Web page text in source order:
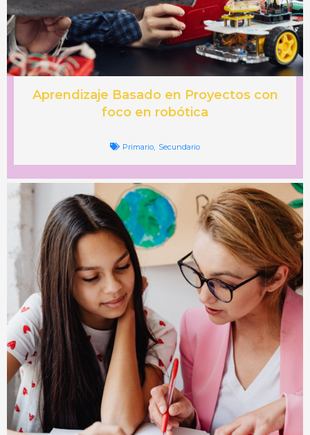
Aprendizaje Basado en Proyectos con
foco en robótica
Primario Secundario